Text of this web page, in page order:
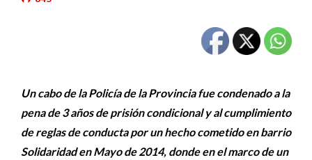
Un cabo de la Policía de la Provincia fue condenado a la
pena de 3 años de prisión condicional y al cumplimiento
de reglas de conducta por un hecho cometido en barrio
Solidaridad en Mayo de 2014, donde en el marco de un